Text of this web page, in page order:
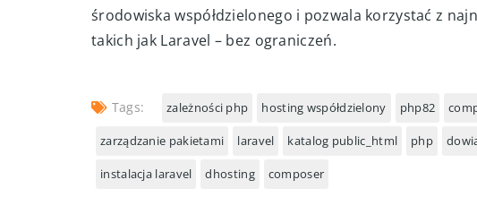
Podsumowanie
globalnie, możesz z łatwością używać go lokalnie,
środowiska współdzielonego i pozwala korzystać z
takich jak Laravel – bez ograniczeń.